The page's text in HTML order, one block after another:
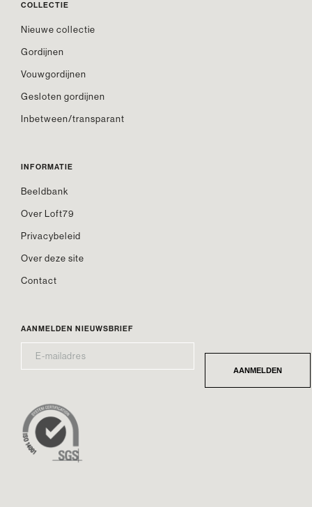
COLLECTIE
Nieuwe collectie
Gordijnen
Vouwgordijnen
Gesloten gordijnen
Inbetween/transparant
INFORMATIE
Beeldbank
Over Loft79
Privacybeleid
Over deze site
Contact
AANMELDEN NIEUWSBRIEF
MAILADRES* AANMELDEN